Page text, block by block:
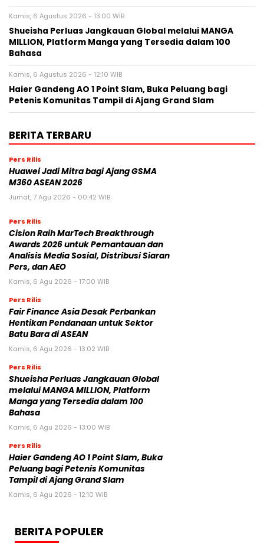
Kamis, 6 Agustus 2026 - 13:00 WIB
Shueisha Perluas Jangkauan Global melalui MANGA
MILLION, Platform Manga yang Tersedia dalam 100
Bahasa
Kamis, 6 Agustus 2026 - 12:10 WIB
Haier Gandeng AO 1 Point Slam, Buka Peluang bagi
Petenis Komunitas Tampil di Ajang Grand Slam
BERITA TERBARU
Pers Rilis
Huawei Jadi Mitra bagi Ajang GSMA
M360 ASEAN 2026
Jumat, 7 Agu 2026 - 00:42 WIB
Pers Rilis
Cision Raih MarTech Breakthrough
Awards 2026 untuk Pemantauan dan
Analisis Media Sosial, Distribusi Siaran
Pers, dan AEO
Kamis, 6 Agu 2026 - 17:00 WIB
Pers Rilis
Fair Finance Asia Desak Perbankan
Hentikan Pendanaan untuk Sektor
Batu Bara di ASEAN
Kamis, 6 Agu 2026 - 13:02 WIB
Pers Rilis
Shueisha Perluas Jangkauan Global
melalui MANGA MILLION, Platform
Manga yang Tersedia dalam 100
Bahasa
Kamis, 6 Agu 2026 - 13:00 WIB
Pers Rilis
Haier Gandeng AO 1 Point Slam, Buka
Peluang bagi Petenis Komunitas
Tampil di Ajang Grand Slam
Kamis, 6 Agu 2026 - 12:10 WIB
BERITA POPULER